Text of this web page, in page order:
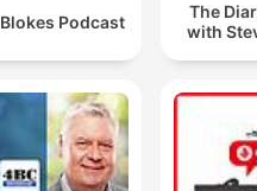
Podcast
The
with